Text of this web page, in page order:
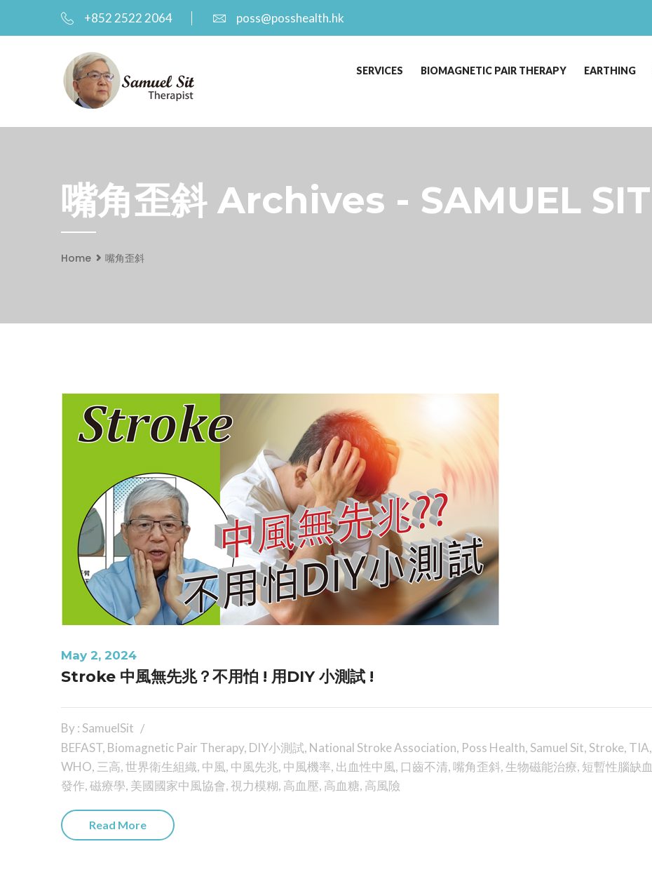
+852 2522 2064 poss@posshealth.hk
SERVICES BIOMAGNETIC PAIR THERAPY EARTHING
嘴角歪斜 Archives - SAMUEL SIT
Home 嘴角歪斜
May 2, 2024
Stroke 中風無先兆？不用怕 ! 用DIY 小測試 !
By : SamuelSit
BEFAST, Biomagnetic Pair Therapy, DIY小測試, National Stroke Association, Poss Health, Samuel Sit, Stroke, TIA,
WHO, 三高,世界衛生組織, 中風, 中風先兆, 中風機率, 出血性中風, 口齒不清,嘴角歪斜, 生物磁能治療, 短暫性腦缺血
發作,磁療學, 美國國家中風協會,視力模糊, 高血壓, 高血糖, 高風險
Read More